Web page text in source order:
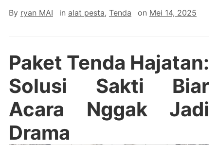
By ryan MAI in alat pesta, Tenda on Mei 14, 2025
Paket Tenda Hajatan:
Solusi Sakti Biar
Acara Nggak Jadi
Drama